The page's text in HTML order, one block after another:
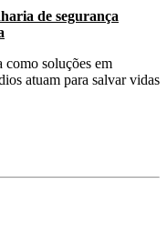
de segurança
como soluções em
atuam para salvar vidas